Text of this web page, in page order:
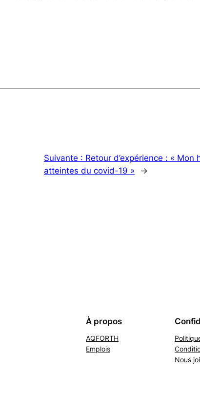
Suivante : Retour d’expérience : «
atteintes du covid-19 »
→
À propos
AQFORTH
Emplois
Nous